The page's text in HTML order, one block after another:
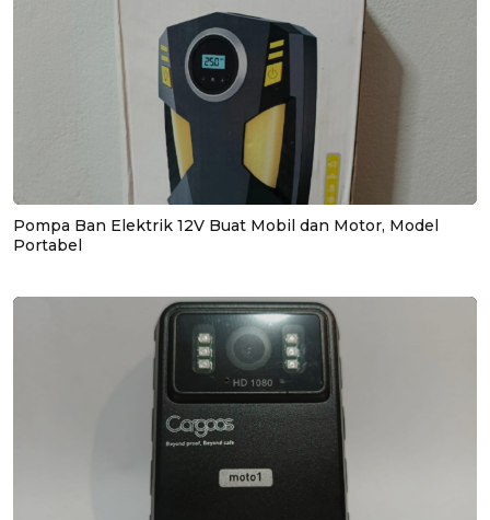
Pompa Ban Elektrik 12V Buat Mobil dan Motor, Model
Portabel